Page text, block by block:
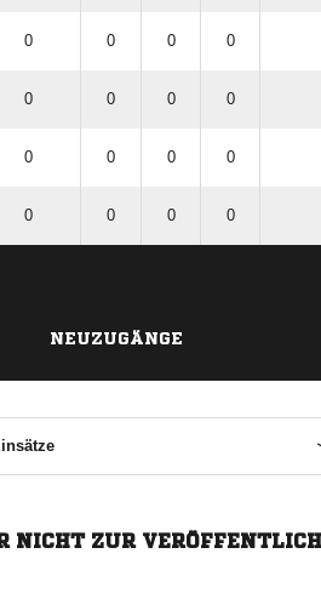
0 0 0 0
0 0 0 0
0 0 0 0
0 0 0 0
NEUZUGÄNGE
NICHT ZUR